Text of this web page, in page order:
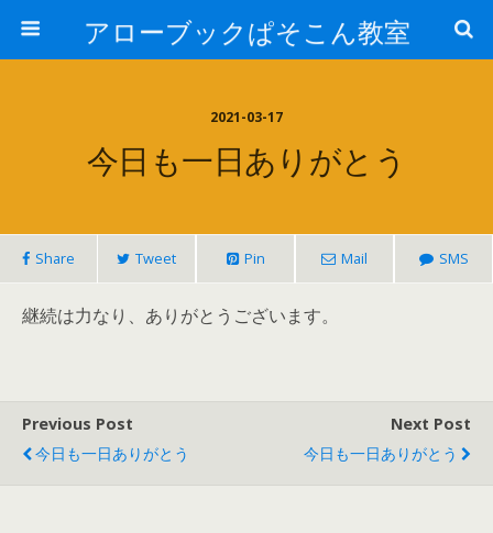
アローブックぱそこん教室
2021-03-17
今日も一日ありがとう
Share Tweet Pin Mail SMS
継続は力なり、ありがとうございます。
Previous Post
今日も一日ありがとう
Next Post
今日も一日ありがとう